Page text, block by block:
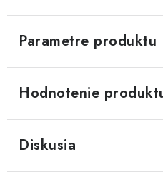
Parametre produktu
Hodnotenie
Diskusia